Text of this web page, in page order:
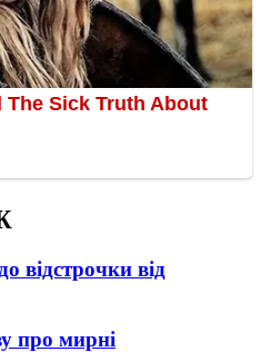
відстрочки від
про мирні